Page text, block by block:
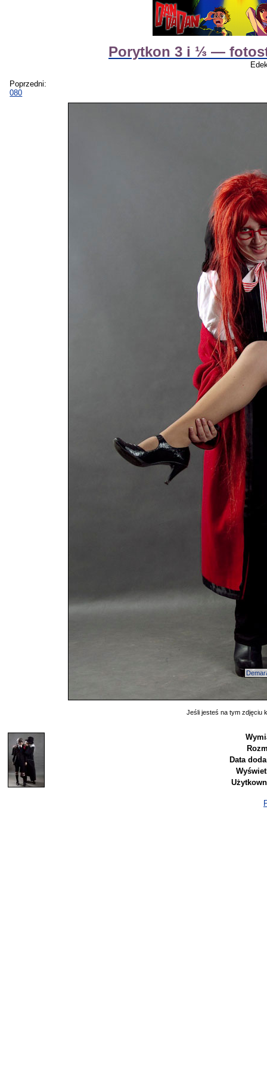
Porytkon 3 i ⅓ —
Poprzedni:
080
Jeśli jesteś na tym zdjęciu
Data